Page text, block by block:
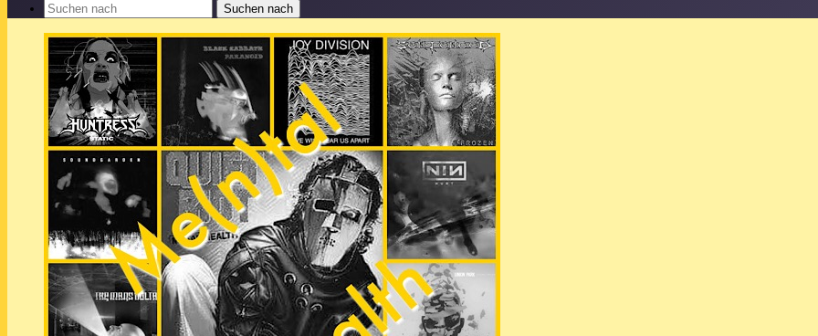
Suchen nach